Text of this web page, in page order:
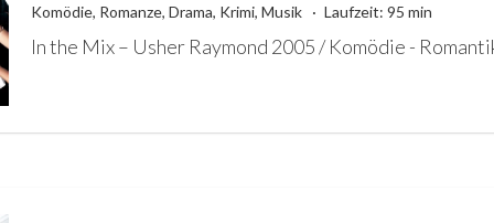
Komödie, Romanze, Drama, Krimi, Musik Laufzeit: 95 min
In the Mix – Usher Raymond 2005 / Komödie -